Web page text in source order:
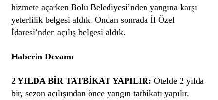
hizmete açarken Bolu Belediyesi’nden yangına karşı
yeterlilik belgesi aldık. Ondan sonrada İl Özel
İdaresi’nden açılış belgesi aldık.
Haberin Devamı
2 YILDA BİR TATBİKAT YAPILIR: Otelde 2 yılda
bir, sezon açılışından önce yangın tatbikatı yapılır.